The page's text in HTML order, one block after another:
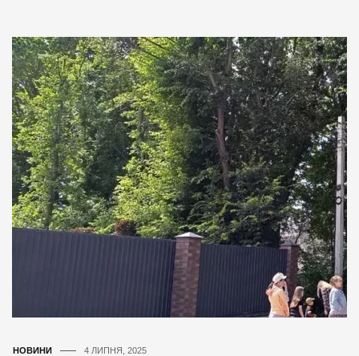
НОВИНИ 4 ЛИПНЯ, 2025